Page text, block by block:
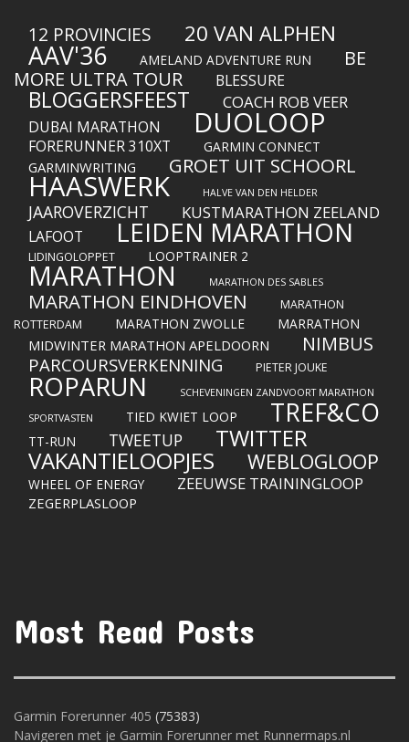
12 PROVINCIES 20 VAN ALPHEN
AAV'36 AMELAND ADVENTURE RUN
BE
MORE ULTRA TOUR
BLESSURE
BLOGGERSFEEST COACH ROB VEER
DUBAI MARATHON DUOLOOP
FORERUNNER 310XT GARMIN CONNECT
GARMINWRITING GROET UIT SCHOORL
HAASWERK HALVE VAN DEN HELDER
JAAROVERZICHT KUSTMARATHON ZEELAND
LAFOOT LEIDEN MARATHON
LIDINGOLOPPET LOOPTRAINER 2
MARATHON MARATHON DES SABLES
MARATHON EINDHOVEN
MARATHON
ROTTERDAM
MARATHON ZWOLLE MARRATHON
MIDWINTER MARATHON APELDOORN NIMBUS
PARCOURSVERKENNING PIETER JOUKE
ROPARUN
SCHEVENINGEN ZANDVOORT MARATHON
SPORTVASTEN
TIED KWIET LOOP TREF&CO
TT-RUN TWEETUP TWITTER
VAKANTIELOOPJES WEBLOGLOOP
WHEEL OF ENERGY ZEEUWSE TRAININGLOOP
ZEGERPLASLOOP
Most Read Posts
Garmin Forerunner 405 (75383)
Navigeren met je Garmin Forerunner met Runnermaps.nl